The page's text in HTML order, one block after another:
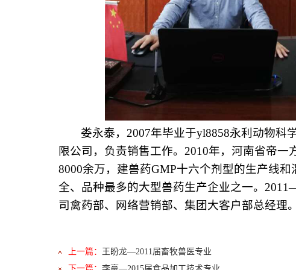
娄永泰， 2007年毕业于yl8858永利动物科
限公司，负责销售工作。2010年，河南省帝
8000余万，建兽药GMP十六个剂型的生产线
全、品种最多的大型兽药生产企业之一。
司禽药部、网络营销部、集团大客户部总经理。
上一篇：
王盼龙—2011届畜牧兽医专业